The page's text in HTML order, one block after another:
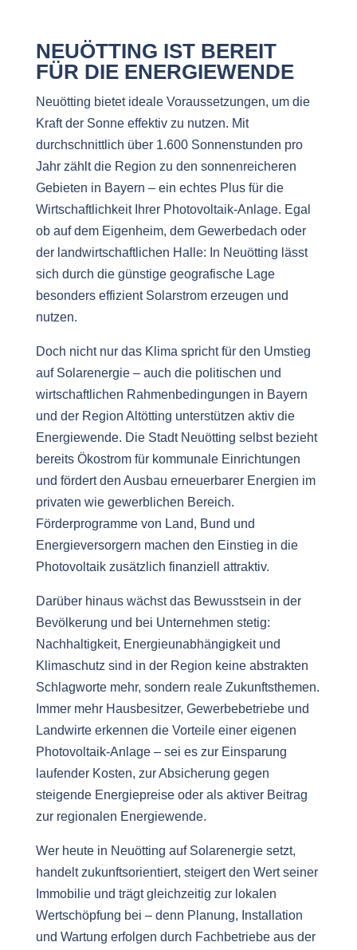
NEUÖTTING IST BEREIT
FÜR DIE ENERGIEWENDE
Neuötting bietet ideale Voraussetzungen, um die
Kraft der Sonne effektiv zu nutzen. Mit
durchschnittlich über 1.600 Sonnenstunden pro
Jahr zählt die Region zu den sonnenreicheren
Gebieten in Bayern – ein echtes Plus für die
Wirtschaftlichkeit Ihrer Photovoltaik-Anlage. Egal
ob auf dem Eigenheim, dem Gewerbedach oder
der landwirtschaftlichen Halle: In Neuötting lässt
sich durch die günstige geografische Lage
besonders effizient Solarstrom erzeugen und
nutzen.
Doch nicht nur das Klima spricht für den Umstieg
auf Solarenergie – auch die politischen und
wirtschaftlichen Rahmenbedingungen in Bayern
und der Region Altötting unterstützen aktiv die
Energiewende. Die Stadt Neuötting selbst bezieht
bereits Ökostrom für kommunale Einrichtungen
und fördert den Ausbau erneuerbarer Energien im
privaten wie gewerblichen Bereich.
Förderprogramme von Land, Bund und
Energieversorgern machen den Einstieg in die
Photovoltaik zusätzlich finanziell attraktiv.
Darüber hinaus wächst das Bewusstsein in der
Bevölkerung und bei Unternehmen stetig:
Nachhaltigkeit, Energieunabhängigkeit und
Klimaschutz sind in der Region keine abstrakten
Schlagworte mehr, sondern reale Zukunftsthemen.
Immer mehr Hausbesitzer, Gewerbebetriebe und
Landwirte erkennen die Vorteile einer eigenen
Photovoltaik-Anlage – sei es zur Einsparung
laufender Kosten, zur Absicherung gegen
steigende Energiepreise oder als aktiver Beitrag
zur regionalen Energiewende.
Wer heute in Neuötting auf Solarenergie setzt,
handelt zukunftsorientiert, steigert den Wert seiner
Immobilie und trägt gleichzeitig zur lokalen
Wertschöpfung bei – denn Planung, Installation
und Wartung erfolgen durch Fachbetriebe aus der